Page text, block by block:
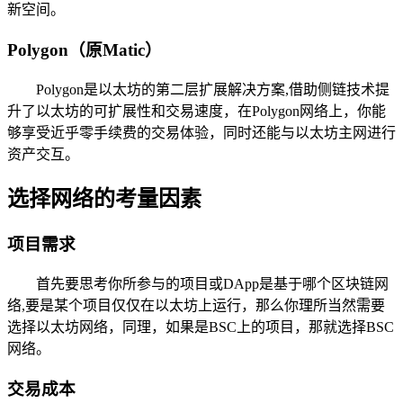
新空间。
Polygon（原Matic）
Polygon是以太坊的第二层扩展解决方案,借助侧链技术提
升了以太坊的可扩展性和交易速度，在Polygon网络上，你能
够享受近乎零手续费的交易体验，同时还能与以太坊主网进行
资产交互。
选择网络的考量因素
项目需求
首先要思考你所参与的项目或DApp是基于哪个区块链网
络,要是某个项目仅仅在以太坊上运行，那么你理所当然需要
选择以太坊网络，同理，如果是BSC上的项目，那就选择BSC
网络。
交易成本